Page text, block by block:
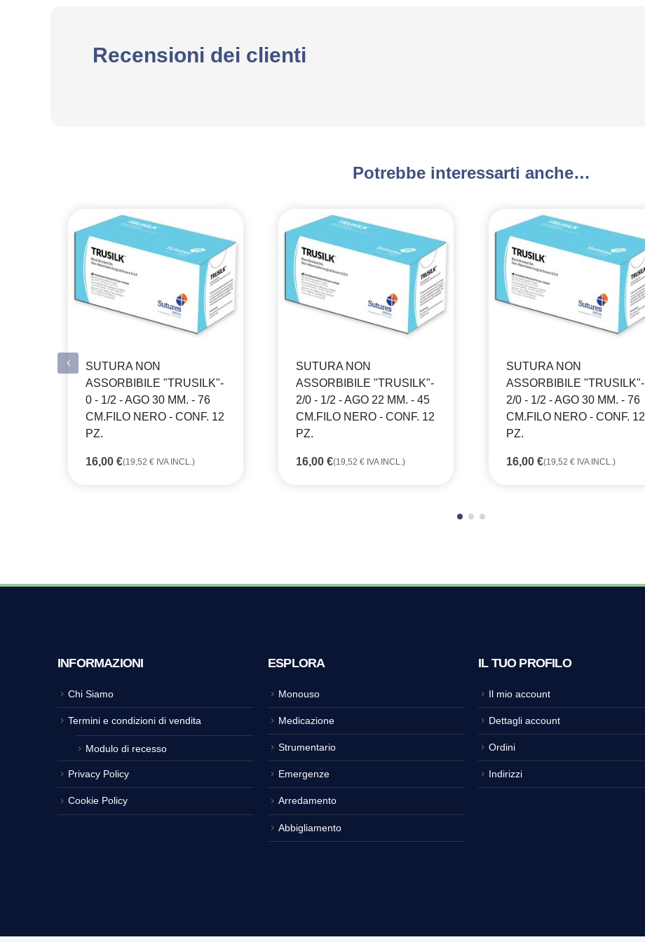
Recensioni dei clienti
Potrebbe interessarti anche…
SUTURA NON
ASSORBIBILE "TRUSILK"-
0 - 1/2 - AGO 30 MM. - 76
CM.FILO NERO - CONF. 12
PZ.
16,00 €(19,52 € IVA INCL.)
SUTURA NON
ASSORBIBILE "TRUSILK"-
2/0 - 1/2 - AGO 22 MM. - 45
CM.FILO NERO - CONF. 12
PZ.
16,00 €(19,52 € IVA INCL.)
SUTURA NON
ASSORBIBILE "TRUSILK"-
2/0 - 1/2 - AGO 30 MM. - 76
CM.FILO NERO - CONF. 12
PZ.
16,00 €(19,52 € IVA INCL.)
INFORMAZIONI
Chi Siamo
Termini e condizioni di vendita
Modulo di recesso
Privacy Policy
Cookie Policy
ESPLORA
Monouso
Medicazione
Strumentario
Emergenze
Arredamento
Abbigliamento
IL TUO PROFILO
Il mio account
Dettagli account
Ordini
Indirizzi